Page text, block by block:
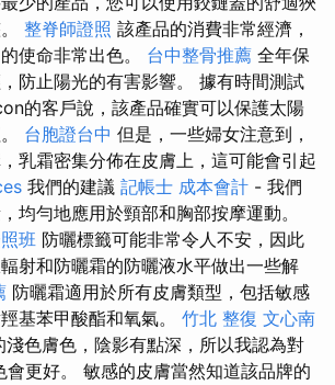
整脊師證照 該產品的消費非常經濟，
使命非常出色。 台中整骨推薦 全年保
防止陽光的有害影響。 據有時間測試
的客戶說，該產品確實可以保護太陽
台胞證台中 但是，一些婦女注意到，
乳霜密集分佈在皮膚上，這可能會引起
我們的建議 記帳士 成本會計 - 我們
均勻地應用於頸部和胸部按摩運動。
班 防曬標籤可能非常令人不安，因此
射和防曬霜的防曬液水平做出一些解
防曬霜適用於所有皮膚類型，包括敏感
基苯甲酸酯和氧氣。 竹北 整復 文心南
淺色膚色，陰影有點深，所以我認為對
更好。 敏感的皮膚當然知道該品牌的